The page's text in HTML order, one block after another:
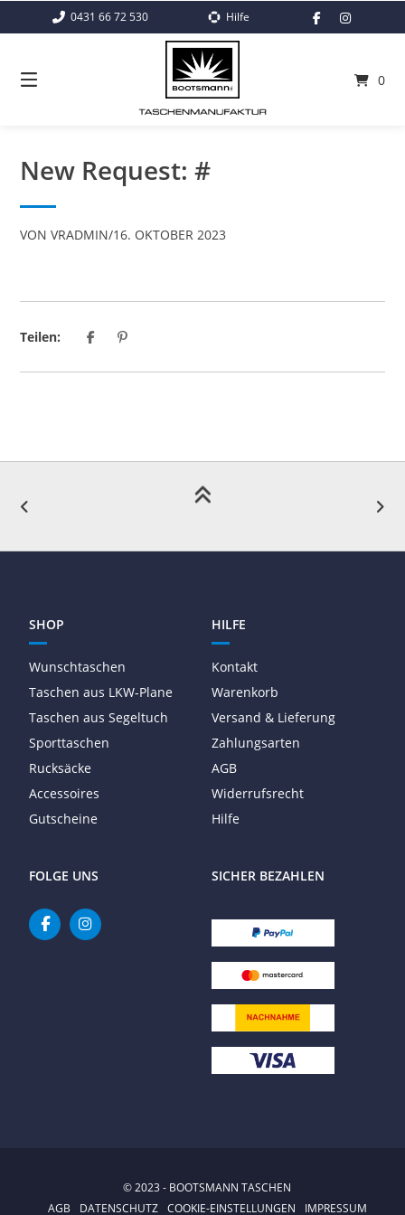
0431 66 72 530 Hilfe
0
New Request: #
VONVRADMIN/16. OKTOBER 2023
Teilen:
SHOP
Wunschtaschen
Taschen aus LKW-Plane
Taschen aus Segeltuch
Sporttaschen
Rucksäcke
Accessoires
Gutscheine
HILFE
Kontakt
Warenkorb
Versand & Lieferung
Zahlungsarten
AGB
Widerrufsrecht
Hilfe
FOLGE UNS SICHER BEZAHLEN
© 2023 - BOOTSMANN TASCHEN
AGB
DATENSCHUTZ COOKIE-EINSTELLUNGEN IMPRESSUM